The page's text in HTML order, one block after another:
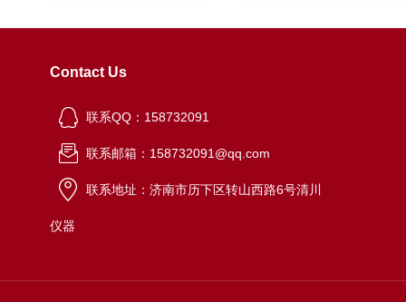
Contact Us
联系QQ：158732091
联系邮箱：158732091@qq.com
联系地址：济南市历下区转山西路6号清川
仪器